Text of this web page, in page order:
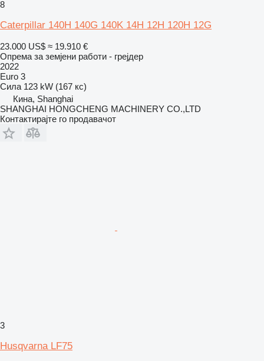
8
Caterpillar 140H 140G 140K 14H 12H 120H 12G
23.000 US$ ≈ 19.910 €
Опрема за земјени работи - грејдер
2022
Euro 3
Сила 123 kW (167 кс)
Кина, Shanghai
SHANGHAI HONGCHENG MACHINERY CO.,LTD
Контактирајте го продавачот
3
Husqvarna LF75